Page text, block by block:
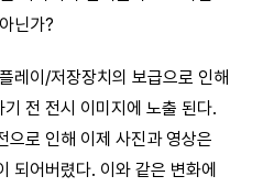
닌가?
레이/저장장치의 보급으로 인해
전 전시 이미지에 노출 된다.
으로 인해 이제 사진과 영상은
되어버렸다. 이와 같은 변화에